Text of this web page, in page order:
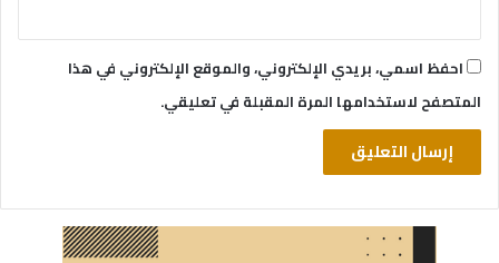
احفظ اسمي، بريدي الإلكتروني، والموقع الإلكتروني في هذا
المتصفح لاستخدامها المرة المقبلة في تعليقي.